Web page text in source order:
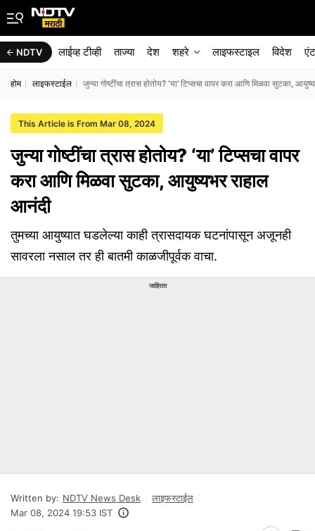
NDTV लाईव्ह टीव्ही ताज्या देश शहरे लाइफस्टाइल विदेश
होम लाइफस्टाईल जुन्या गोष्टींचा त्रास होतोय? ‘या’ टिप्सचा वापर करा आणि मिळवा सुटका,
This Article is From Mar 08, 2024
जुन्या गोष्टींचा त्रास होतोय? ‘या’ टिप्सचा वापर
करा आणि मिळवा सुटका, आयुष्यभर राहाल
आनंदी
तुमच्या आयुष्यात घडलेल्या काही त्रासदायक घटनांपासून अजूनही
सावरला नसाल तर ही बातमी काळजीपूर्वक वाचा.
जाहिरात
Written by: NDTV News Desk
लाइफस्टाईल
Mar 08, 2024 19:53 IST